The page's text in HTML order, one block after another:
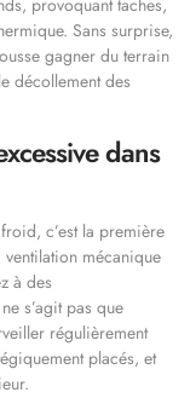
Sans surprise,
gagner du terrain
décollement des
dans
c’est la première
mécanique
à des
s’agit pas que
régulièrement
placés, et